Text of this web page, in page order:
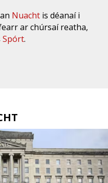
Nuacht is déanaí i
ar chúrsaí reatha,
Spórt.